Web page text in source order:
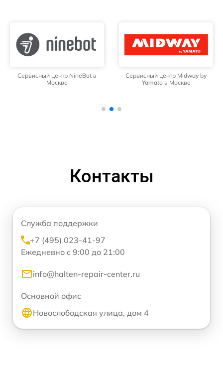
Сервисный центр Midway by
Yamato в Москве
Сервисный центр Kugoo в
Москве
Контакты
Служба поддержки
+7 (495) 023-41-97
Ежедневно с 9:00 до 21:00
info@halten-repair-center.ru
Основной офис
Новослободская улица, дом 4